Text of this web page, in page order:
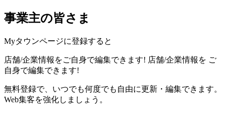
事業主の皆さま
Myタウンページに登録すると
店舗/企業情報をご自身で編集できます! 店舗/企業情報を ご
自身で編集できます!
無料登録で、いつでも何度でも自由に更新・編集できます。
Web集客を強化しましょう。